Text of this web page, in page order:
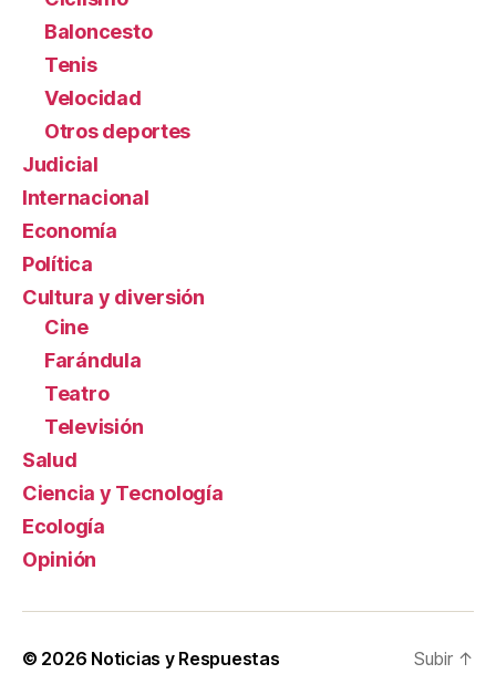
Baloncesto
Tenis
Velocidad
Otros deportes
Judicial
Internacional
Economía
Política
Cultura y diversión
Cine
Farándula
Teatro
Televisión
Salud
Ciencia y Tecnología
Ecología
Opinión
© 2026 Noticias y Respuestas Subir ↑